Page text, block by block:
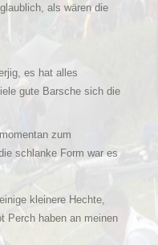
als wären die
es hat alles
gute Barsche sich die
zum
schlanke Form war es
kleinere Hechte,
Perch haben an meinen